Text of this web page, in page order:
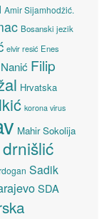
Amir Sijamhodžić.
Bosanski jezik
elvir resić Enes
Filip
Hrvatska
korona virus
Mahir Sokolija
Sadik
SDA